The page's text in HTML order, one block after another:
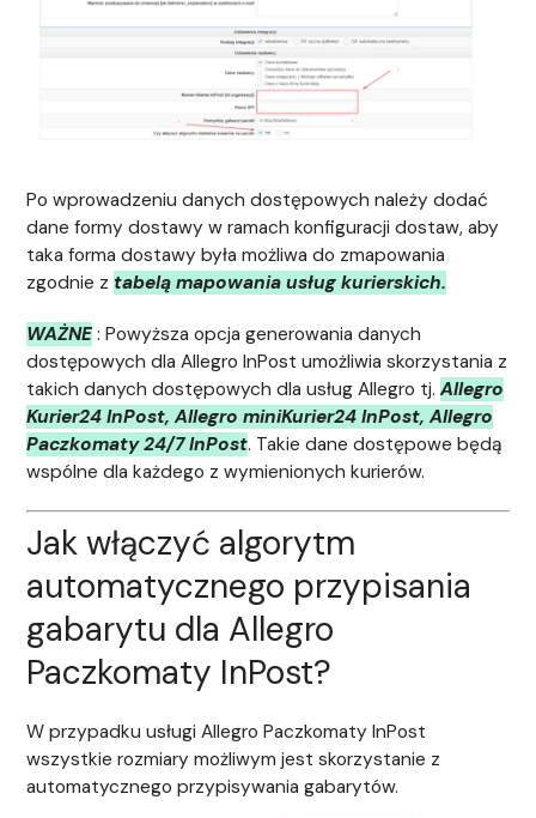
Po wprowadzeniu danych dostępowych należy dodać
dane formy dostawy w ramach konfiguracji dostaw, aby
taka forma dostawy była możliwa do zmapowania
zgodnie z tabelą mapowania usług kurierskich.
WAŻNE : Powyższa opcja generowania danych
dostępowych dla Allegro InPost umożliwia skorzystania z
takich danych dostępowych dla usług Allegro tj.Allegro
Kurier24 InPost, Allegro miniKurier24 InPost, Allegro
Paczkomaty 24/7 InPost. Takie dane dostępowe będą
wspólne dla każdego z wymienionych kurierów.
Jak włączyć algorytm
automatycznego przypisania
gabarytu dla Allegro
Paczkomaty InPost?
W przypadku usługi Allegro Paczkomaty InPost
wszystkie rozmiary możliwym jest skorzystanie z
automatycznego przypisywania gabarytów.